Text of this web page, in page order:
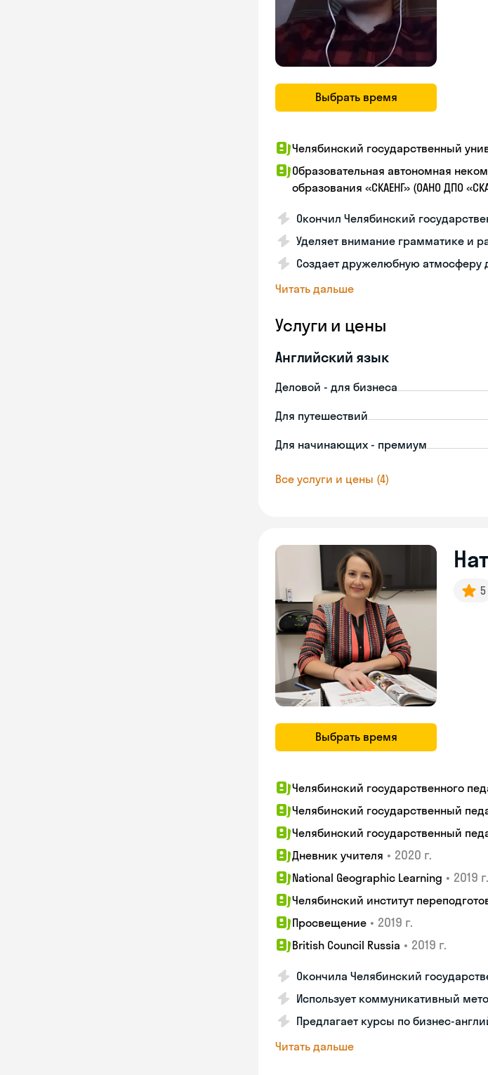
Выбрать время
Челябинский государственный
Образовательная автономная
образования «СКАЕНГ» (ОАНО ДПО
Окончил Челябинский
Уделяет внимание грамматике и
Создает дружелюбную атмосферу
Читать дальше
Услуги и цены
Английский язык
Деловой - для бизнеса
Для путешествий
Для начинающих - премиум
Все услуги и цены (4)
Выбрать время
5
Челябинский государственного
Челябинский государственный
Челябинский государственный
Дневник учителя • 2020 г.
National Geographic Learning • 2019 г.
Челябинский институт
Просвещение • 2019 г.
British Council Russia • 2019 г.
Окончила Челябинский
Использует коммуникативный
Предлагает курсы по бизнес-
Читать дальше